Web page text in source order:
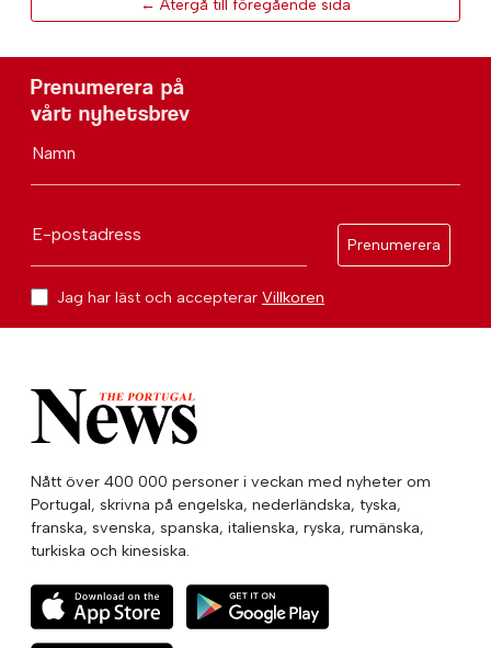
← Återgå till föregående sida
Prenumerera på
vårt nyhetsbrev
Namn
E-postadress
Prenumerera
Jag har läst och accepterar Villkoren
Nått över 400 000 personer i veckan med nyheter om
Portugal, skrivna på engelska, nederländska, tyska,
franska, svenska, spanska, italienska, ryska, rumänska,
turkiska och kinesiska.